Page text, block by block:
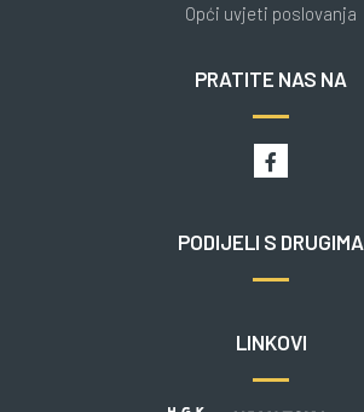
Opći uvjeti poslovanja
PRATITE NAS NA
PODIJELI S DRUGIMA
LINKOVI